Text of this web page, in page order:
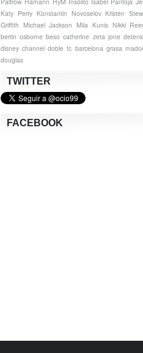
Katy Perry Konstantin Novoselov Kristen
Griffith Michael Jackson Mila Kunis Nikki
bertin osborne beso catherine zeta jone
disney channel doble fc barcelona grasa
douglas
TWITTER
FACEBOOK